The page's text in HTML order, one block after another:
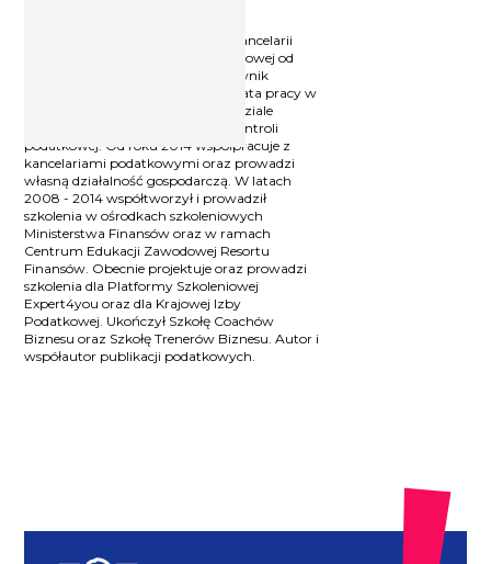
Ekspert podatkowy, Wspólnik w Kancelarii
KrafTax Sp. z o.o. W branży podatkowej od
1999 r. W latach 1999 - 2014 pracownik
organów podatkowych, w tym 4 lata pracy w
Izbie Skarbowej we Wrocławiu w dziale
podatku VAT oraz 11 lat pracy w kontroli
podatkowej. Od roku 2014 współpracuje z
kancelariami podatkowymi oraz prowadzi
własną działalność gospodarczą. W latach
2008 - 2014 współtworzył i prowadził
szkolenia w ośrodkach szkoleniowych
Ministerstwa Finansów oraz w ramach
Centrum Edukacji Zawodowej Resortu
Finansów. Obecnie projektuje oraz prowadzi
szkolenia dla Platformy Szkoleniowej
Expert4you oraz dla Krajowej Izby
Podatkowej. Ukończył Szkołę Coachów
Biznesu oraz Szkołę Trenerów Biznesu. Autor i
współautor publikacji podatkowych.